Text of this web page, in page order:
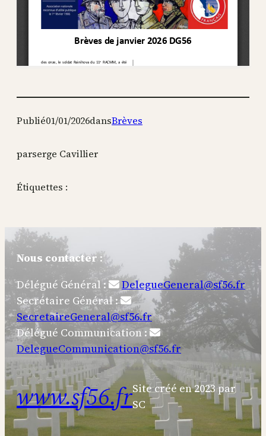
Publié01/01/2026dansBrèves
parserge Cavillier
Étiquettes :
Nous contacter:
Délégué Général :
DelegueGeneral@sf56.fr
Secrétaire Général :
SecretaireGeneral@sf56.fr
Délégué Communication :
DelegueCommunication@sf56.fr
www.sf56.frSite créé en 2023 par
SC